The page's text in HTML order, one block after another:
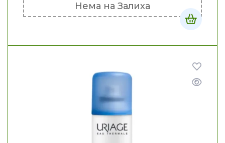
Нема на Залиха